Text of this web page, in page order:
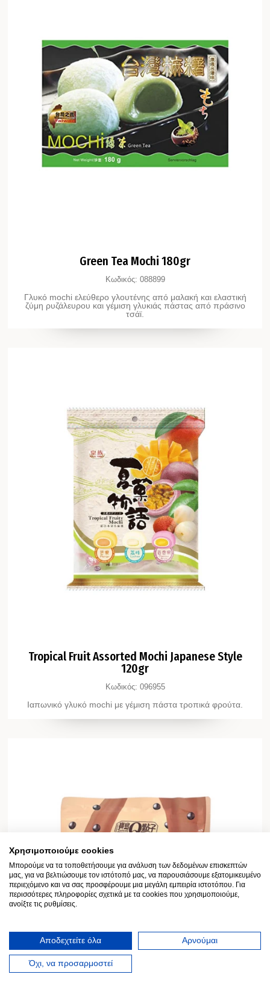
Green Tea Mochi 180gr
Κωδικός: 088899
Γλυκό mochi ελεύθερο γλουτένης από μαλακή και ελαστική
ζύμη ρυζάλευρου και γέμιση γλυκιάς πάστας από πράσινο
τσάϊ.
Tropical Fruit Assorted Mochi Japanese Style
120gr
Κωδικός: 096955
Ιαπωνικό γλυκό mochi με γέμιση πάστα τροπικά φρούτα.
Χρησιμοποιούμε cookies
Μπορούμε να τα τοποθετήσουμε για ανάλυση των δεδομένων επισκεπτών
μας, για να βελτιώσουμε τον ιστότοπό μας, να παρουσιάσουμε εξατομικευμένο
περιεχόμενο και να σας προσφέρουμε μια μεγάλη εμπειρία ιστοτόπου. Για
περισσότερες πληροφορίες σχετικά με τα cookies που χρησιμοποιούμε,
ανοίξτε τις ρυθμίσεις.
Αποδεχτείτε όλα Αρνούμαι
Όχι, να προσαρμοστεί